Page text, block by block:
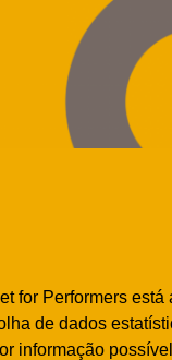
for Performers
de dados
informação